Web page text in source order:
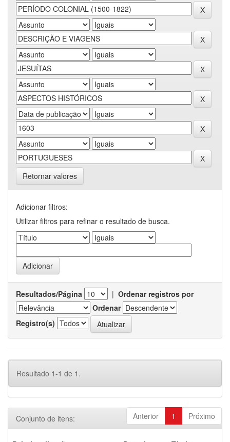
Retornar valores
Adicionar filtros:
Utilizar filtros para refinar o resultado de busca.
Resultados/Página | Ordenar registros por
Ordenar
Registro(s)
Resultado 1-1 de 1.
Anterior 1 Próximo
Conjunto de itens: